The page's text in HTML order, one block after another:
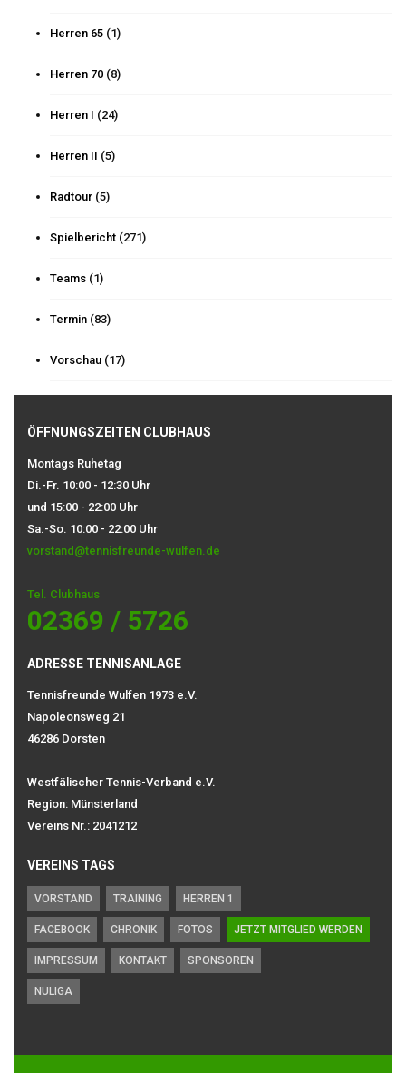
Herren 65 (1)
Herren 70 (8)
Herren I (24)
Herren II (5)
Radtour (5)
Spielbericht (271)
Teams (1)
Termin (83)
Vorschau (17)
ÖFFNUNGSZEITEN CLUBHAUS
Montags Ruhetag
Di.-Fr. 10:00 - 12:30 Uhr
und 15:00 - 22:00 Uhr
Sa.-So. 10:00 - 22:00 Uhr
vorstand@tennisfreunde-wulfen.de
Tel. Clubhaus
02369 / 5726
ADRESSE TENNISANLAGE
Tennisfreunde Wulfen 1973 e.V.
Napoleonsweg 21
46286 Dorsten
Westfälischer Tennis-Verband e.V.
Region: Münsterland
Vereins Nr.: 2041212
VEREINS TAGS
VORSTAND TRAINING HERREN 1
FACEBOOK CHRONIK FOTOS JETZT MITGLIED WERDEN
IMPRESSUM KONTAKT SPONSOREN
NULIGA